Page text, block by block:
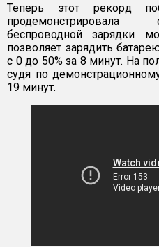
Теперь этот рекорд
продемонстрировала
беспроводной зарядки
позволяет зарядить
с 0 до 50% за 8 минут. На
судя по
19 минут.